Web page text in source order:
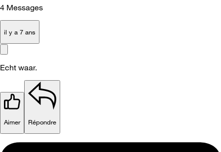
4 Messages
il y a 7 ans
Echt waar.
Aimer Répondre